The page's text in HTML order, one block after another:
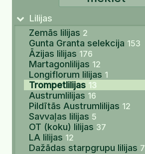
Lilijas
Zemās lilijas 2
Gunta Granta selekcija 153
Āzijas lilijas 176
Martagonlilijas 12
Longiflorum lilijas 1
Trompetlilijas 13
Austrumlilijas 16
Pildītās Austrumlilijas 12
Savvaļas lilijas 5
OT (koku) lilijas 37
LA lilijas 12
Dažādas starpgrupu lilijas 7